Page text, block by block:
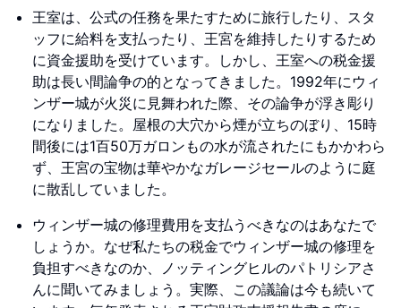
王室は、公式の任務を果たすために旅行したり、スタ
ッフに給料を支払ったり、王宮を維持したりするため
に資金援助を受けています。しかし、王室への税金援
助は長い間論争の的となってきました。1992年にウィ
ンザー城が火災に見舞われた際、その論争が浮き彫り
になりました。屋根の大穴から煙が立ちのぼり、15時
間後には1百50万ガロンもの水が流されたにもかかわら
ず、王宮の宝物は華やかなガレージセールのように庭
に散乱していました。
ウィンザー城の修理費用を支払うべきなのはあなたで
しょうか。なぜ私たちの税金でウィンザー城の修理を
負担すべきなのか、ノッティングヒルのパトリシアさ
んに聞いてみましょう。実際、この議論は今も続いて